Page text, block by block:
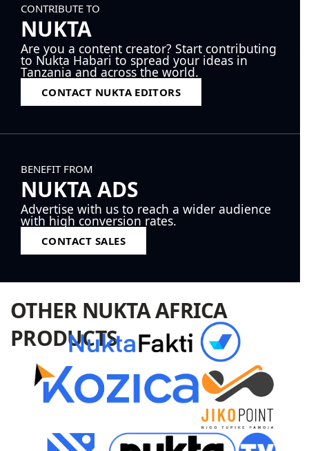
CONTRIBUTE TO
NUKTA
Are you a content creator? Start contributing
to Nukta Habari to spread your ideas in
Tanzania and across the world.
CONTACT NUKTA EDITORS
BENEFIT FROM
NUKTA ADS
Advertise with us to reach a wider audience
with high conversion rates.
CONTACT SALES
OTHER NUKTA AFRICA
PRODUCTS